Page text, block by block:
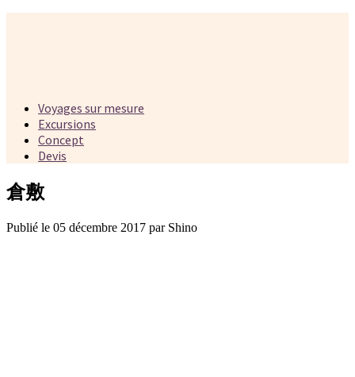
Voyages sur mesure
Excursions
Concept
Devis
倉敷
Publié le 05 décembre 2017 par Shino